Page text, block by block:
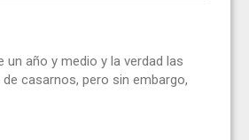
un año y medio y la verdad las
casarnos, pero sin embargo,